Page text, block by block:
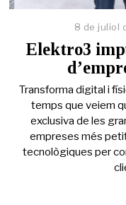
8 de juliol
Elektro3
Transforma digital i
temps que veiem
exclusiva de les
empreses més
tecnològiques per